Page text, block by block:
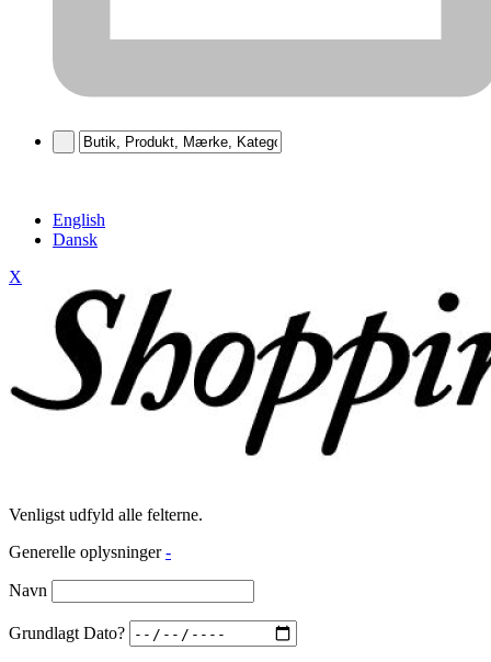
English
Dansk
X
Venligst udfyld alle felterne.
Generelle oplysninger -
Navn
Grundlagt Dato?